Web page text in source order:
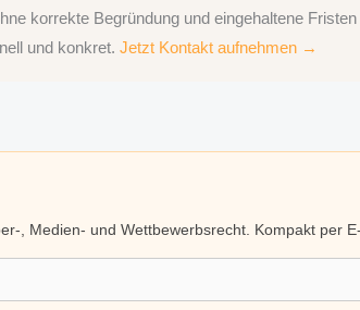
korrekte Begründung und eingehaltene
und konkret. Jetzt Kontakt aufnehmen →
, Medien- und Wettbewerbsrecht. Kompakt per